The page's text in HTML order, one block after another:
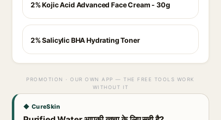
2% Kojic Acid Advanced Face Cream - 30g
2% Salicylic BHA Hydrating Toner
PROMOTION · OUR OWN APP — THE FREE TOOLS WORK
WITHOUT IT
◆ CureSkin